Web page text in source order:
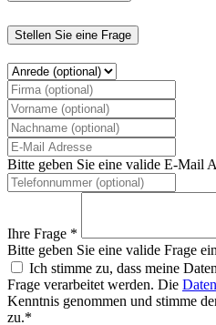
Stellen Sie eine Frage
Bitte geben Sie eine valide E-Mail
Ihre Frage *
Bitte geben Sie eine valide Frage
Ich stimme zu, dass meine
Frage verarbeitet werden. Die
Kenntnis genommen und stimme
zu.*